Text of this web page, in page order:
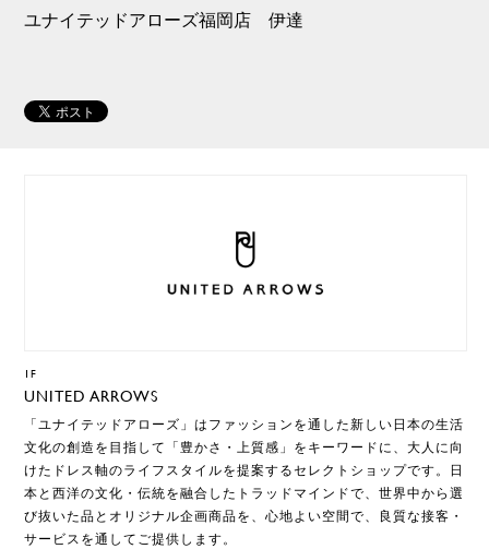
ユナイテッドアローズ福岡店 伊達
1F
UNITED ARROWS
「ユナイテッドアローズ」はファッションを通した新しい日本の生活
文化の創造を目指して「豊かさ・上質感」をキーワードに、大人に向
けたドレス軸のライフスタイルを提案するセレクトショップです。日
本と西洋の文化・伝統を融合したトラッドマインドで、世界中から選
び抜いた品とオリジナル企画商品を、心地よい空間で、良質な接客・
サービスを通してご提供します。